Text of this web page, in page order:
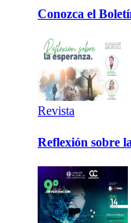
Conozca el
Revista
Reflexión sobre